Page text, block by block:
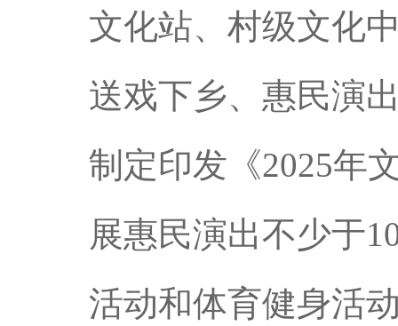
文化站、村级文化
送戏下乡、惠民演
制定印发《2025年
展惠民演出不少于
活动和体育健身活